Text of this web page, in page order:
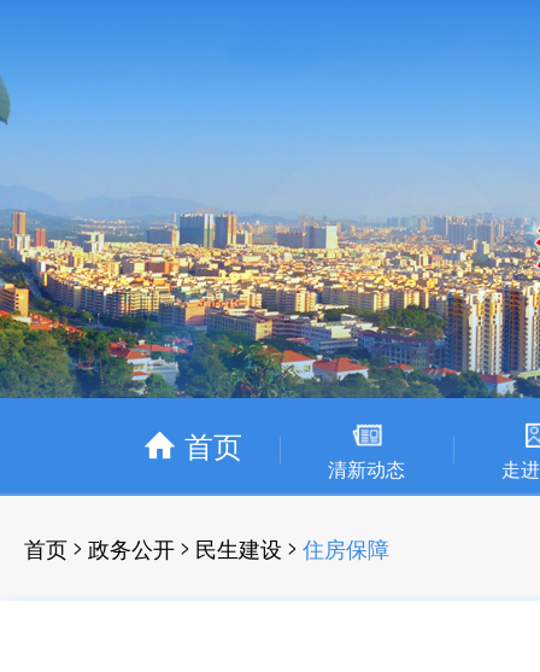
首页
清新动态 走
首页 > 政务公开 > 民生建设 > 住房保障